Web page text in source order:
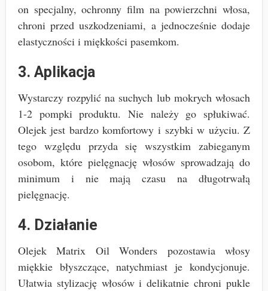
on specjalny, ochronny film na powierzchni włosa,
chroni przed uszkodzeniami, a jednocześnie dodaje
elastyczności i miękkości pasemkom.
3. Aplikacja
Wystarczy rozpylić na suchych lub mokrych włosach
1-2 pompki produktu. Nie należy go spłukiwać.
Olejek jest bardzo komfortowy i szybki w użyciu. Z
tego względu przyda się wszystkim zabieganym
osobom, które pielęgnację włosów sprowadzają do
minimum i nie mają czasu na długotrwałą
pielęgnację.
4. Działanie
Olejek Matrix Oil Wonders pozostawia włosy
miękkie błyszczące, natychmiast je kondycjonuje.
Ułatwia stylizację włosów i delikatnie chroni pukle